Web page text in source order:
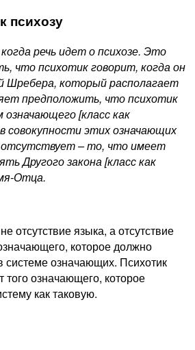
психозу
речь идет о психозе. Это
что психотик говорит, когда он
Шребера, который располагает
предположить, что психотик
[класс как
совокупности этих означающих
– то, что имеет
Другого закона [класс как
Отца.
отсутствие языка, а отсутствие
которое должно
системе означающих. Психотик
того означающего, которое
как таковую.